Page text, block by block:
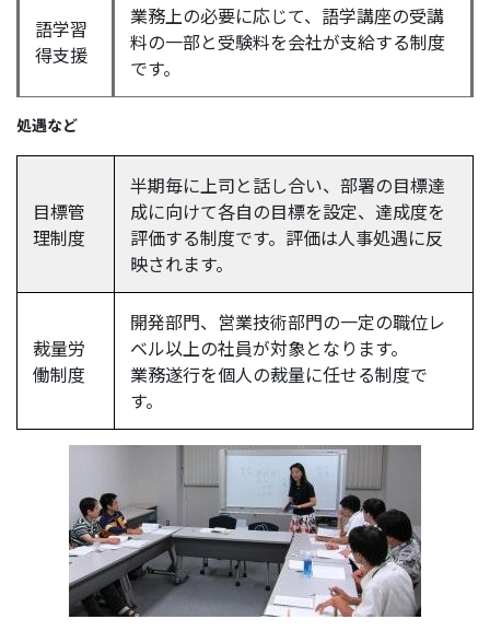
語学習
得支援
業務上の必要に応じて、語学講座の受講
料の一部と受験料を会社が支給する制度
です。
処遇など
目標管
理制度
半期毎に上司と話し合い、部署の目標達
成に向けて各自の目標を設定、達成度を
評価する制度です。評価は人事処遇に反
映されます。
裁量労
働制度
開発部門、営業技術部門の一定の職位レ
ベル以上の社員が対象となります。
業務遂行を個人の裁量に任せる制度で
す。